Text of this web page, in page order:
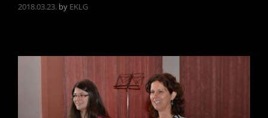
2018.03.23. by EKLG